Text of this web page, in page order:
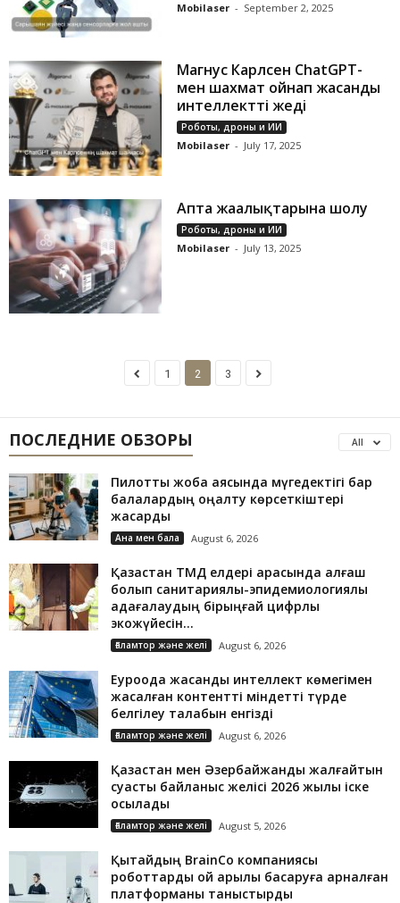
Mobilaser - September 2, 2025
Магнус Карлсен ChatGPT-
мен шахмат ойнап жасанды
интеллектті жеңді
Роботы, дроны и ИИ
Mobilaser - July 17, 2025
Апта жаңалықтарына шолу
Роботы, дроны и ИИ
Mobilaser - July 13, 2025
1 2 3
ПОСЛЕДНИЕ ОБЗОРЫ All
Пилоттық жоба аясында мүгедектігі бар
балалардың оңалту көрсеткіштері
жақсарды
Ана мен бала August 6, 2026
Қазақстан ТМД елдері арасында алғаш
болып санитариялық-эпидемиологиялық
қадағалаудың бірыңғай цифрлық
экожүйесін...
Ғаламтор және желі August 6, 2026
Еуроодақ жасанды интеллект көмегімен
жасалған контентті міндетті түрде
белгілеу талабын енгізді
Ғаламтор және желі August 6, 2026
Қазақстан мен Әзербайжанды жалғайтын
суасты байланыс желісі 2026 жылы іске
қосылады
Ғаламтор және желі August 5, 2026
Қытайдың BrainCo компаниясы
роботтарды ой арқылы басқаруға арналған
платформаны таныстырды